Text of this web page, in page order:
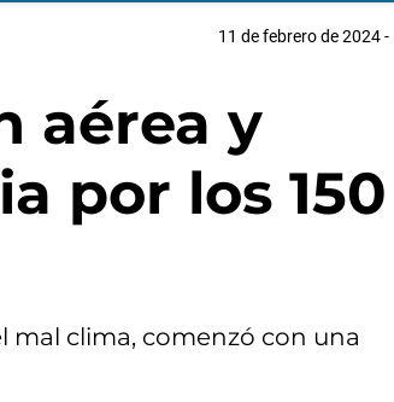
11 de febrero de 2024 -
aérea y
por los 150
mal clima, comenzó con una